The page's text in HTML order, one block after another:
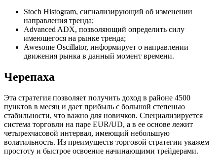
Stoch Histogram, сигнализирующий об изменении
направления тренда;
Advanced ADX, позволяющий определить силу
имеющегося на рынке тренда;
Awesome Oscillator, информирует о направлении
движения рынка в данный момент времени.
Черепаха
Эта стратегия позволяет получить доход в районе 4500
пунктов в месяц и дает прибыль с большой степенью
стабильности, что важно для новичков. Специализируется
система торговли на паре EUR/UD, а в ее основе лежит
четырехчасовой интервал, имеющий небольшую
волатильность. Из преимуществ торговой стратегии укажем
простоту и быстрое освоение начинающими трейдерами.